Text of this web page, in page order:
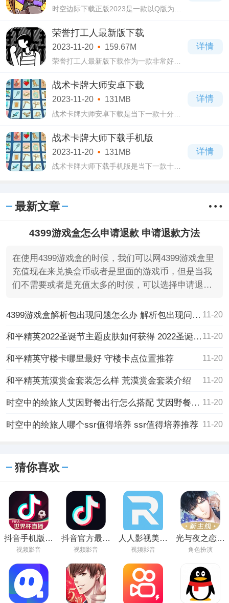
时空边际下载正版2023是一款以Q版为画
棋+魔兽RPG塔防玩法，带给你全新的玩法
体验，增加游戏的可玩性，每位玩家体验
了之后都会
荣誉打工人最新版下载
2023-11-20 159.67M
荣誉打工人最新版下载作为一款非常好玩
扮演的方式进行剧情推进和养成的玩法进
行，游戏里面我们将扮演一位在城市生活
的打工
详情
战术卡牌大师安卓下载
2023-11-20 131MB
战术卡牌大师安卓下载是当下一款十分热
战术卡牌大师安卓下载游戏采用了3D建模
的手法以及简易的像素风格，自从上线以
来就深
详情
战术卡牌大师下载手机版
2023-11-20 131MB
战术卡牌大师下载手机版是当下一款十分
行培养升
详情
最新文章
4399游戏盒怎么申请退款 申请退款方法
在使用4399游戏盒的时候，我们可以网4399游戏盒里
充值现在来兑换盒币或者是里面的游戏币，但是当我
们不需要或者是充值太多的时候，可以选择申请退
4399游戏盒解析包出现问题怎么办 解析包出现问题解决办法 11-20
和平精英2022圣诞节主题皮肤如何获得 2022圣诞节主题皮肤获得方法 11-20
和平精英守楼卡哪里最好 守楼卡点位置推荐 11-20
和平精英荒漠赏金套装怎么样 荒漠赏金套装介绍 11-20
时空中的绘旅人艾因野餐出行怎么搭配 艾因野餐出行搭配攻略 11-20
时空中的绘旅人哪个ssr值得培养 ssr值得培养推荐 11-20
猜你喜欢
抖音手机版在
线观看
视频影音
抖音官方最新
版下载
视频影音
人人影视美剧
APP免费版安
视频影音
光与夜之恋免
费官方版
角色扮演